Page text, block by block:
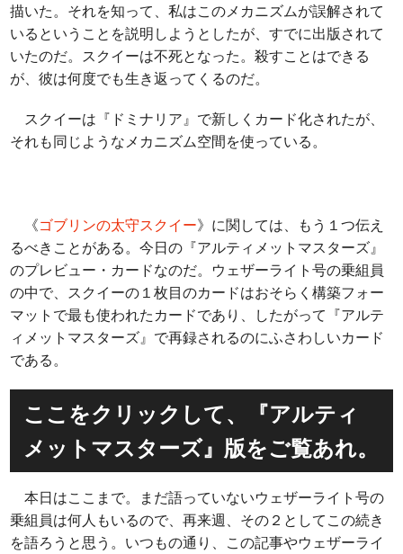
描いた。それを知って、私はこのメカニズムが誤解されて
いるということを説明しようとしたが、すでに出版されて
いたのだ。スクイーは不死となった。殺すことはできる
が、彼は何度でも生き返ってくるのだ。
スクイーは『ドミナリア』で新しくカード化されたが、
それも同じようなメカニズム空間を使っている。
《ゴブリンの太守スクイー》に関しては、もう１つ伝え
るべきことがある。今日の『アルティメットマスターズ』
のプレビュー・カードなのだ。ウェザーライト号の乗組員
の中で、スクイーの１枚目のカードはおそらく構築フォー
マットで最も使われたカードであり、したがって『アルテ
ィメットマスターズ』で再録されるのにふさわしいカード
である。
ここをクリックして、『アルティ
メットマスターズ』版をご覧あれ。
本日はここまで。まだ語っていないウェザーライト号の
乗組員は何人もいるので、再来週、その２としてこの続き
を語ろうと思う。いつもの通り、この記事やウェザーライ